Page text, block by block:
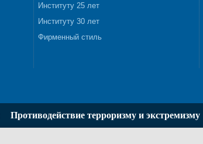
Институту 25 лет
Институту 30 лет
Фирменный стиль
Противодействие терроризму и экстремизму